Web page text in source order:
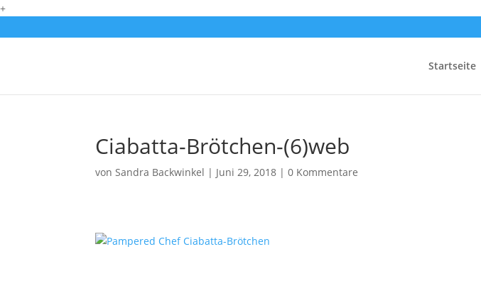
+
Startseite
Ciabatta-Brötchen-(6)web
vonSandra Backwinkel | Juni 29, 2018 |0 Kommentare